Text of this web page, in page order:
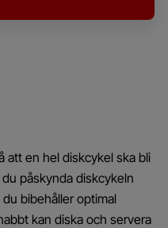
att en hel diskcykel ska bli
påskynda diskcykeln
bibehåller optimal
kan diska och servera